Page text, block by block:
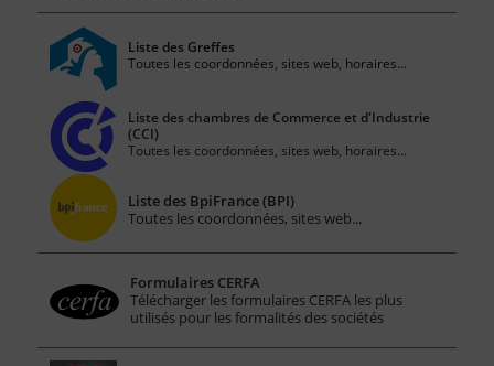
Liste des Greffes
Toutes les coordonnées, sites web, horaires...
Liste des chambres de Commerce et d'Industrie
(CCI)
Toutes les coordonnées, sites web, horaires...
Liste des BpiFrance (BPI)
Toutes les coordonnées, sites web...
Formulaires CERFA
Télécharger les formulaires CERFA les plus
utilisés pour les formalités des sociétés